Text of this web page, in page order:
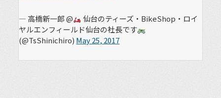
— 高橋新一郎 @
仙台のティーズ・BikeShop・ロイ
ヤルエンフィールド仙台の社長です
(@TsShinichiro) May 25, 2017